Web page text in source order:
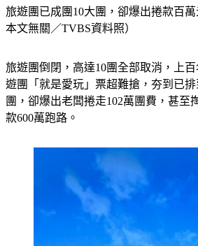
本文無關／TVBS資料照）
遊團「就是愛玩」票超難搶，夯到已
團，卻爆出老闆捲走102萬團費，甚至
款600萬跑路。